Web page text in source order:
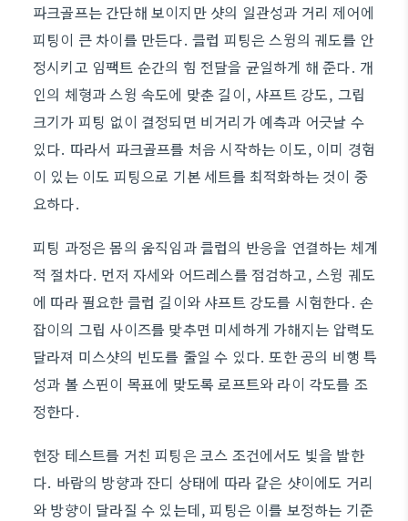
파크골프는 간단해 보이지만 샷의 일관성과 거리 제어에
피팅이 큰 차이를 만든다. 클럽 피팅은 스윙의 궤도를 안
정시키고 임팩트 순간의 힘 전달을 균일하게 해 준다. 개
인의 체형과 스윙 속도에 맞춘 길이, 샤프트 강도, 그립
크기가 피팅 없이 결정되면 비거리가 예측과 어긋날 수
있다. 따라서 파크골프를 처음 시작하는 이도, 이미 경험
이 있는 이도 피팅으로 기본 세트를 최적화하는 것이 중
요하다.
피팅 과정은 몸의 움직임과 클럽의 반응을 연결하는 체계
적 절차다. 먼저 자세와 어드레스를 점검하고, 스윙 궤도
에 따라 필요한 클럽 길이와 샤프트 강도를 시험한다. 손
잡이의 그립 사이즈를 맞추면 미세하게 가해지는 압력도
달라져 미스샷의 빈도를 줄일 수 있다. 또한 공의 비행 특
성과 볼 스핀이 목표에 맞도록 로프트와 라이 각도를 조
정한다.
현장 테스트를 거친 피팅은 코스 조건에서도 빛을 발한
다. 바람의 방향과 잔디 상태에 따라 같은 샷이에도 거리
와 방향이 달라질 수 있는데, 피팅은 이를 보정하는 기준